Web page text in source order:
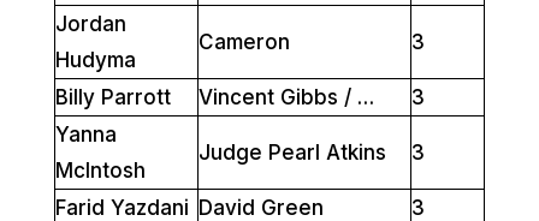
Jordan
Hudyma
Cameron 3
Billy Parrott Vincent Gibbs / …
3
Yanna
McIntosh
Judge Pearl Atkins 3
Farid Yazdani David Green
3